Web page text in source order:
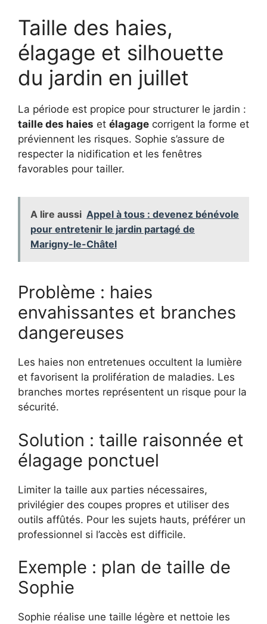
Taille des haies,
élagage et silhouette
du jardin en juillet
La période est propice pour structurer le jardin :
taille des haies et élagage corrigent la forme et
préviennent les risques. Sophie s’assure de
respecter la nidification et les fenêtres
favorables pour tailler.
A lire aussi Appel à tous : devenez bénévole
pour entretenir le jardin partagé de
Marigny-le-Châtel
Problème : haies
envahissantes et branches
dangereuses
Les haies non entretenues occultent la lumière
et favorisent la prolifération de maladies. Les
branches mortes représentent un risque pour la
sécurité.
Solution : taille raisonnée et
élagage ponctuel
Limiter la taille aux parties nécessaires,
privilégier des coupes propres et utiliser des
outils affûtés. Pour les sujets hauts, préférer un
professionnel si l’accès est difficile.
Exemple : plan de taille de
Sophie
Sophie réalise une taille légère et nettoie les